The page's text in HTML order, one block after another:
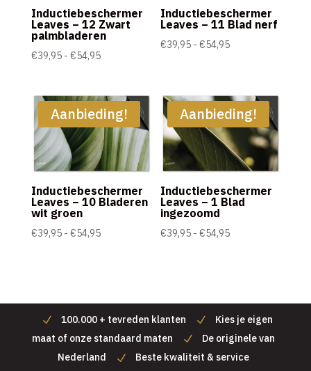
Inductiebeschermer
Leaves – 12 Zwart
palmbladeren
€39,95 - €54,95Prijsklasse:
€54,95
Inductiebeschermer
Leaves – 11 Blad nerf
€39,95 - €54,95Prijsklasse:
€54,95
Aanbieding!
Inductiebeschermer
Leaves – 10 Bladeren
wit groen
€39,95 - €54,95Prijsklasse:
Aanbieding!
Inductiebeschermer
Leaves – 1 Blad
ingezoomd
€39,95 - €54,95Prijsklasse:
100.000 + tevreden klanten
Kies je eigen
maat of onze standaard maten
De originele van
Nederland
Beste kwaliteit & service